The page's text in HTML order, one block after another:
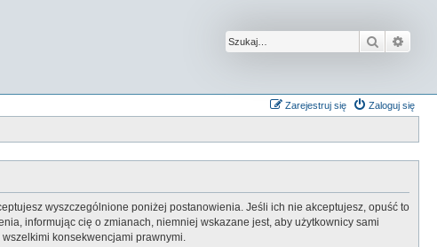
Szukaj
Zaloguj się
Zarejestruj się
wyszczególnione poniżej postanowienia. Jeśli ich nie akceptujesz, opuść to
informując cię o zmianach, niemniej wskazane jest, aby użytkownicy sami
konsekwencjami prawnymi.